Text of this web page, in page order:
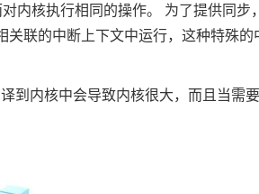
内核执行相同的操作。 为了提供同步
联的中断上下文中运行，这种特殊
到内核中会导致内核很大，而且当需